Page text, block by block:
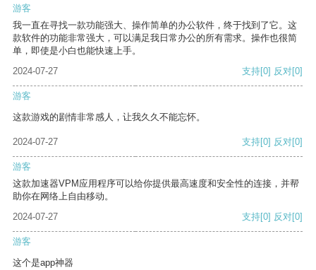
游客
我一直在寻找一款功能强大、操作简单的办公软件，终于找到了它。这
款软件的功能非常强大，可以满足我日常办公的所有需求。操作也很简
单，即使是小白也能快速上手。
2024-07-27
支持[0] 反对[0]
游客
这款游戏的剧情非常感人，让我久久不能忘怀。
2024-07-27 支持[0] 反对[0]
游客
这款加速器VPM应用程序可以给你提供最高速度和安全性的连接，并帮
助你在网络上自由移动。
2024-07-27
支持[0] 反对[0]
游客
这个是app神器